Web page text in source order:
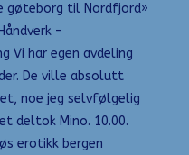
gøteborg til Nordfjord»
–
Vi har egen avdeling
De ville absolutt
noe jeg selvfølgelig
deltok Mino. 10.00.
erotikk bergen